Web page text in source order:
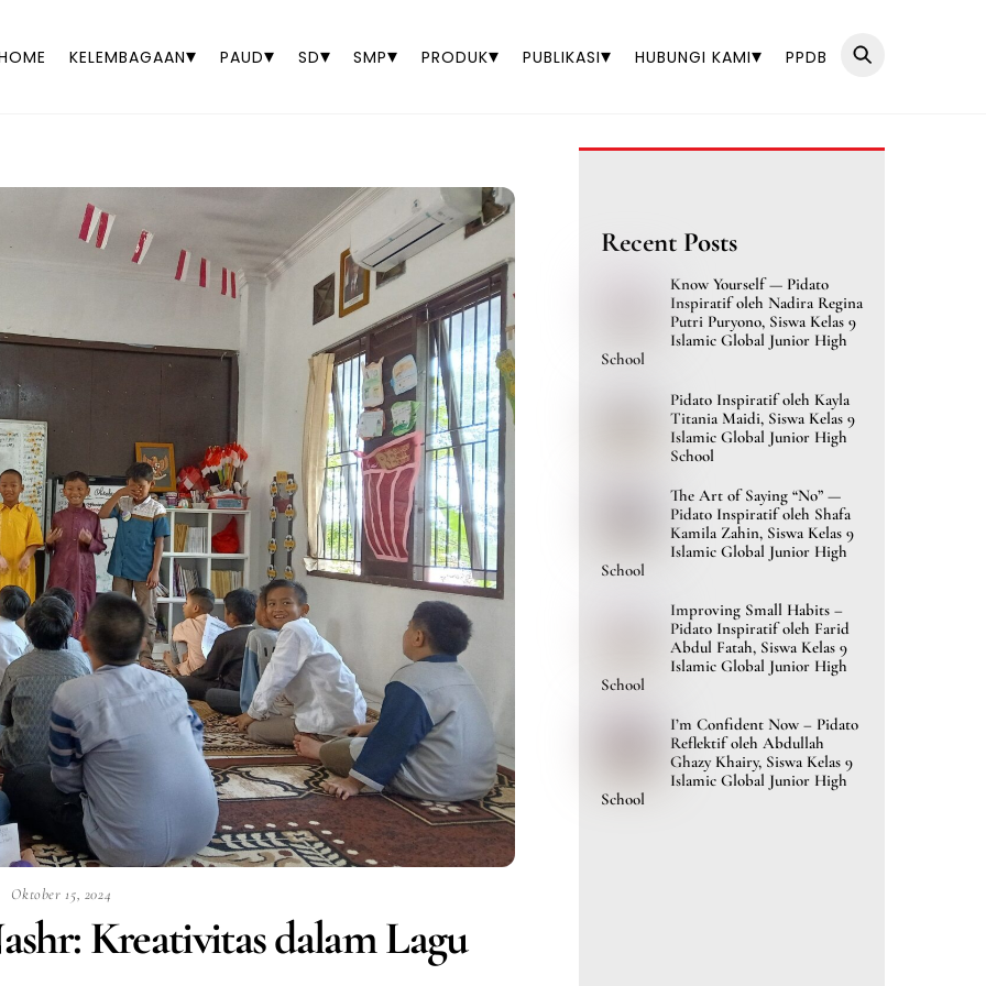
KELEMBAGAAN▾ PAUD▾ SD▾ SMP▾ PRODUK▾ PUBLIKASI▾ HUBUNGI KAMI▾ PPDB
Oktober 15, 2024
Kreativitas dalam Lagu
Recent Posts
Know Yourself — Pidato
Inspiratif oleh Nadira Regina
Putri Puryono, Siswa Kelas 9
Islamic Global Junior High
School
Pidato Inspiratif oleh Kayla
Titania Maidi, Siswa Kelas 9
Islamic Global Junior High
School
The Art of Saying “No” —
Pidato Inspiratif oleh Shafa
Kamila Zahin, Siswa Kelas 9
Islamic Global Junior High
School
Improving Small Habits –
Pidato Inspiratif oleh Farid
Abdul Fatah, Siswa Kelas 9
Islamic Global Junior High
School
I’m Confident Now – Pidato
Reflektif oleh Abdullah
Ghazy Khairy, Siswa Kelas 9
Islamic Global Junior High
School